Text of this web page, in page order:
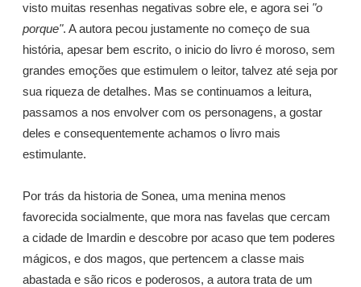
visto muitas resenhas negativas sobre ele, e agora sei "o
porque". A autora pecou justamente no começo de sua
história, apesar bem escrito, o inicio do livro é moroso, sem
grandes emoções que estimulem o leitor, talvez até seja por
sua riqueza de detalhes. Mas se continuamos a leitura,
passamos a nos envolver com os personagens, a gostar
deles e consequentemente achamos o livro mais
estimulante.
Por trás da historia de Sonea, uma menina menos
favorecida socialmente, que mora nas favelas que cercam
a cidade de Imardin e descobre por acaso que tem poderes
mágicos, e dos magos, que pertencem a classe mais
abastada e são ricos e poderosos, a autora trata de um